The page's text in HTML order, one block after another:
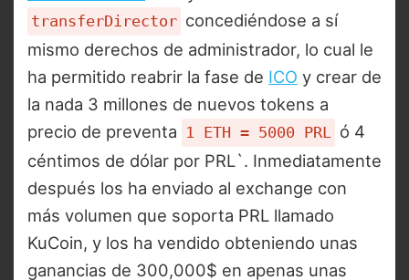
transferDirector concediéndose a sí
mismo derechos de administrador, lo cual le
ha permitido reabrir la fase de ICO y crear de
la nada 3 millones de nuevos tokens a
precio de preventa
1 ETH = 5000 PRL ó 4
céntimos de dólar por PRL`. Inmediatamente
después los ha enviado al exchange con
más volumen que soporta PRL llamado
KuCoin, y los ha vendido obteniendo unas
ganancias de 300,000$ en apenas unas